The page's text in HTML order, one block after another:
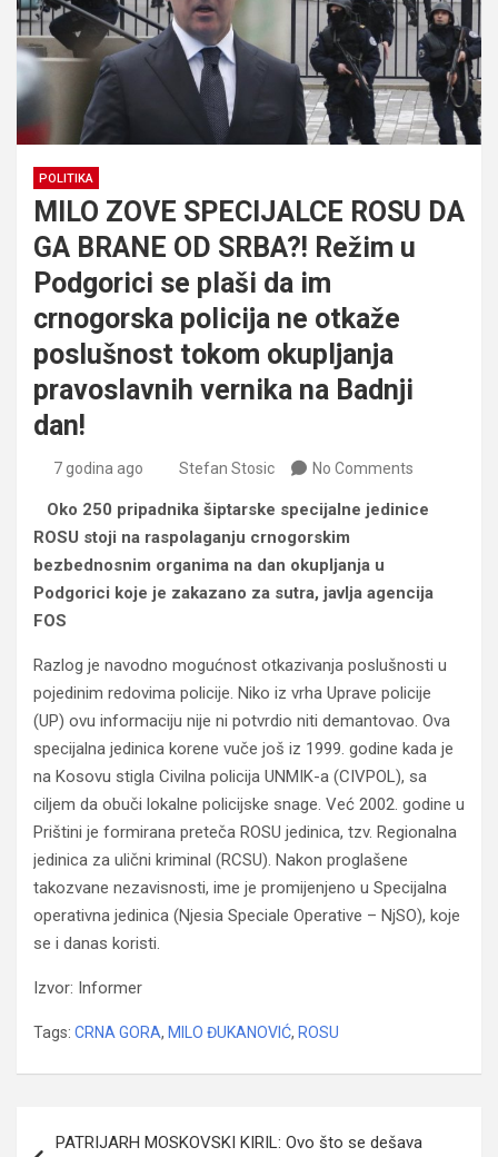
POLITIKA
MILO ZOVE SPECIJALCE ROSU DA
GA BRANE OD SRBA?! Režim u
Podgorici se plaši da im
crnogorska policija ne otkaže
poslušnost tokom okupljanja
pravoslavnih vernika na Badnji
dan!
7 godina ago Stefan Stosic No Comments
Oko 250 pripadnika šiptarske specijalne jedinice
ROSU stoji na raspolaganju crnogorskim
bezbednosnim organima na dan okupljanja u
Podgorici koje je zakazano za sutra, javlja agencija
FOS
Razlog je navodno mogućnost otkazivanja poslušnosti u
pojedinim redovima policije. Niko iz vrha Uprave policije
(UP) ovu informaciju nije ni potvrdio niti demantovao. Ova
specijalna jedinica korene vuče još iz 1999. godine kada je
na Kosovu stigla Civilna policija UNMIK-a (CIVPOL), sa
ciljem da obuči lokalne policijske snage. Već 2002. godine u
Prištini je formirana preteča ROSU jedinica, tzv. Regionalna
jedinica za ulični kriminal (RCSU). Nakon proglašene
takozvane nezavisnosti, ime je promijenjeno u Specijalna
operativna jedinica (Njesia Speciale Operative – NjSO), koje
se i danas koristi.
Izvor: Informer
Tags: CRNA GORA, MILO ĐUKANOVIĆ, ROSU
PATRIJARH MOSKOVSKI KIRIL: Ovo što se dešava